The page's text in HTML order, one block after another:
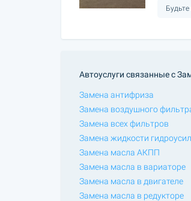
Автоуслуги связанные с
Замена антифриза
Замена воздушного
Замена всех фильтров
Замена жидкости
Замена масла АКПП
Замена масла в вариаторе
Замена масла в двигателе
Замена масла в редукторе